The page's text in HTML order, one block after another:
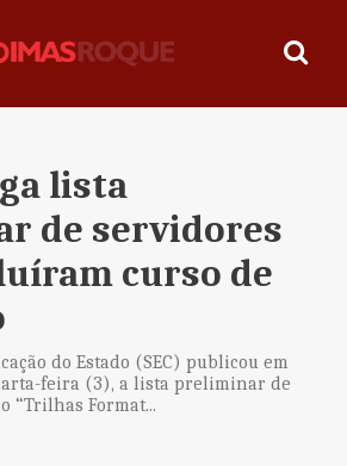
lista
de servidores
curso de
do Estado (SEC) publicou em
feira (3), a lista preliminar de
“Trilhas Format...